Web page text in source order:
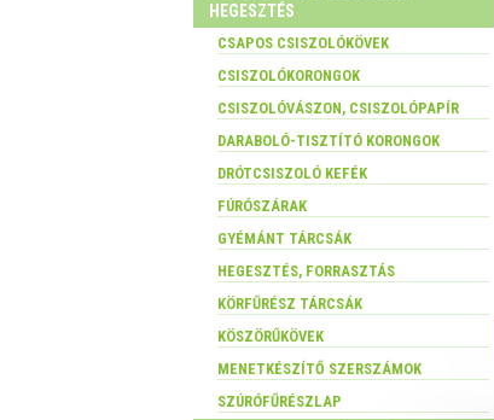
HEGESZTÉS
CSAPOS CSISZOLÓKÖVEK
CSISZOLÓKORONGOK
CSISZOLÓVÁSZON, CSISZOLÓPAPÍR
DARABOLÓ-TISZTÍTÓ KORONGOK
DRÓTCSISZOLÓ KEFÉK
FÚRÓSZÁRAK
GYÉMÁNT TÁRCSÁK
HEGESZTÉS, FORRASZTÁS
KÖRFŰRÉSZ TÁRCSÁK
KÖSZÖRŰKÖVEK
MENETKÉSZÍTŐ SZERSZÁMOK
SZÚRÓFŰRÉSZLAP